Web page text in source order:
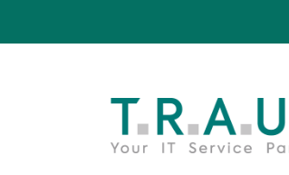
effizienten &